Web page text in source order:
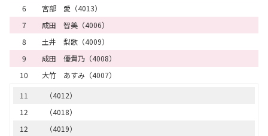
22
（3044）
23
（3040）
24
（3004）
25
（3046）
26
（3050）
27
（3020）
28
（3002）
29
（3045）
6
宮部 愛（4013）
7
成田 智美（4006）
8
土井 梨歌（4009）
9
成田 優貴乃（4008）
10
大竹 あすみ（4007）
11
（4012）
12
（4018）
12
（4019）